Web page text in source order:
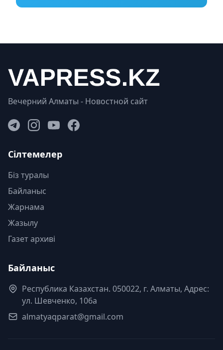
Вечерний Алматы - Новостной сайт
Сілтемелер
Біз туралы
Байланыс
Жарнама
Жазылу
Газет архиві
Байланыс
Республика Казахстан. 050022, г. Алматы, Адрес:
ул. Шевченко, 106а
almatyaqparat@gmail.com